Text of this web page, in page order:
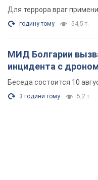
Фото и видео
Для террора враг
годину тому 54,5 т.
МИД Болгарии
инцидента с
Беседа состоится 10
3 години тому 5,2 т.